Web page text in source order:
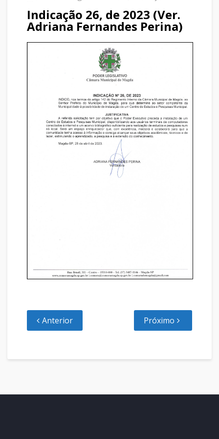
Indicação 26, de 2023 (Ver.
Adriana Fernandes Perina)
Anterior Próximo